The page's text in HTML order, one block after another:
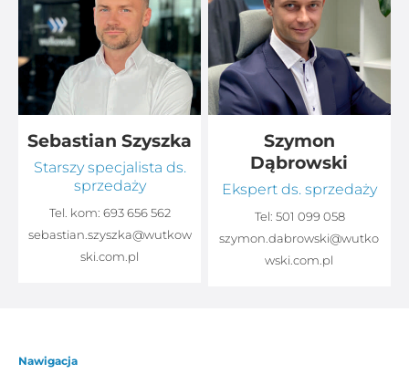
Sebastian Szyszka
Starszy specjalista ds.
sprzedaży
Tel. kom: 693 656 562
sebastian.szyszka@wutkow
ski.com.pl
Szymon
Dąbrowski
Ekspert ds. sprzedaży
Tel: 501 099 058
szymon.dabrowski@wutko
wski.com.pl
Nawigacja